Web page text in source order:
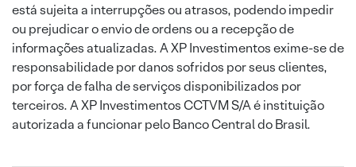
está sujeita a interrupções ou atrasos, podendo impedir
ou prejudicar o envio de ordens ou a recepção de
informações atualizadas. A XP Investimentos exime-se de
responsabilidade por danos sofridos por seus clientes,
por força de falha de serviços disponibilizados por
terceiros. A XP Investimentos CCTVM S/A é instituição
autorizada a funcionar pelo Banco Central do Brasil.